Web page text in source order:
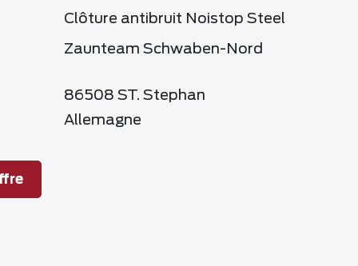
Clôture antibruit Noistop Steel
Zaunteam Schwaben-Nord
86508 ST. Stephan
Allemagne